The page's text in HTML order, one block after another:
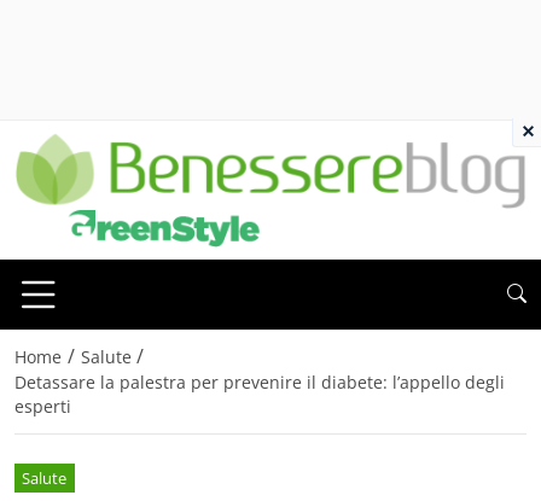
Home / Salute /
Detassare la palestra per prevenire il diabete: l’appello degli
esperti
Salute
×